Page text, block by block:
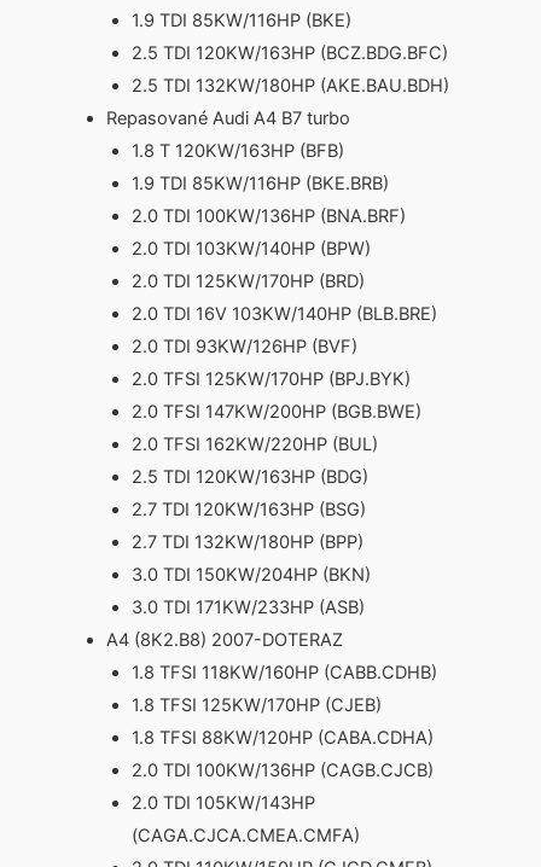
1.9 TDI 85KW/116HP (BKE)
2.5 TDI 120KW/163HP (BCZ.BDG.BFC)
2.5 TDI 132KW/180HP (AKE.BAU.BDH)
Repasované Audi A4 B7 turbo
1.8 T 120KW/163HP (BFB)
1.9 TDI 85KW/116HP (BKE.BRB)
2.0 TDI 100KW/136HP (BNA.BRF)
2.0 TDI 103KW/140HP (BPW)
2.0 TDI 125KW/170HP (BRD)
2.0 TDI 16V 103KW/140HP (BLB.BRE)
2.0 TDI 93KW/126HP (BVF)
2.0 TFSI 125KW/170HP (BPJ.BYK)
2.0 TFSI 147KW/200HP (BGB.BWE)
2.0 TFSI 162KW/220HP (BUL)
2.5 TDI 120KW/163HP (BDG)
2.7 TDI 120KW/163HP (BSG)
2.7 TDI 132KW/180HP (BPP)
3.0 TDI 150KW/204HP (BKN)
3.0 TDI 171KW/233HP (ASB)
A4 (8K2.B8) 2007-DOTERAZ
1.8 TFSI 118KW/160HP (CABB.CDHB)
1.8 TFSI 125KW/170HP (CJEB)
1.8 TFSI 88KW/120HP (CABA.CDHA)
2.0 TDI 100KW/136HP (CAGB.CJCB)
2.0 TDI 105KW/143HP
(CAGA.CJCA.CMEA.CMFA)